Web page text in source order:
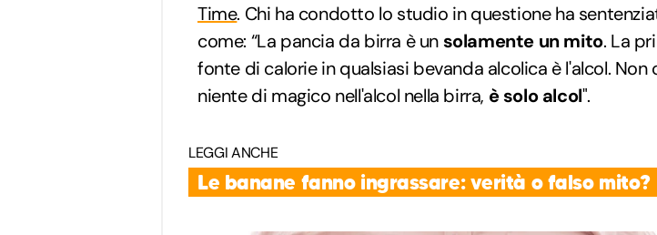
Time. Chi ha condotto lo studio in questione ha
come: “La pancia da birra è un solamente un mito. La
fonte di calorie in qualsiasi bevanda alcolica è l'alcol. Non
niente di magico nell'alcol nella birra, è solo alcol".
LEGGI ANCHE
Le banane fanno ingrassare: verità o falso mito?